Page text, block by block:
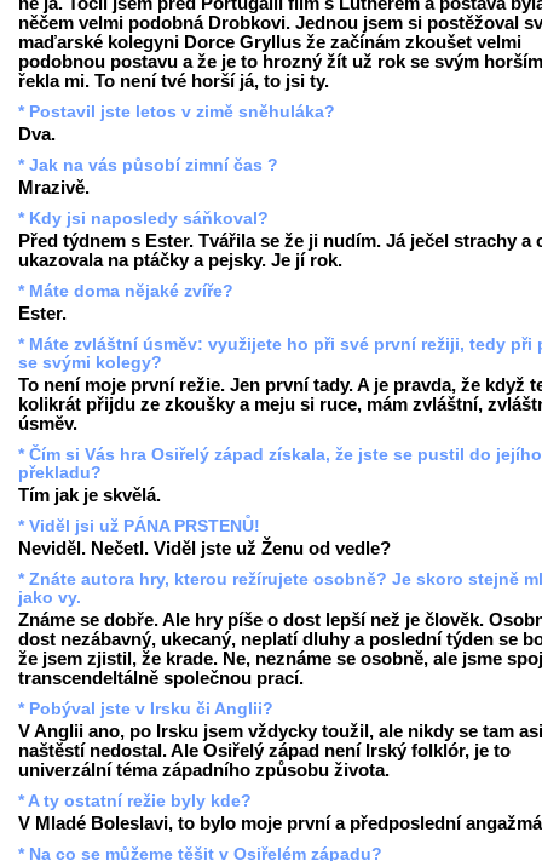
ne já. Točil jsem před Portugálií film s Lutherem a postava
něčem velmi podobná Drobkovi. Jednou jsem si postěžoval
maďarské kolegyni Dorce Gryllus že začínám zkoušet velmi
podobnou postavu a že je to hrozný žít už rok se svým
řekla mi. To není tvé horší já, to jsi ty.
* Postavil jste letos v zimě sněhuláka?
Dva.
* Jak na vás působí zimní čas ?
Mrazivě.
* Kdy jsi naposledy sáňkoval?
Před týdnem s Ester. Tvářila se že ji nudím. Já ječel strachy a
ukazovala na ptáčky a pejsky. Je jí rok.
* Máte doma nějaké zvíře?
Ester.
* Máte zvláštní úsměv: využijete ho při své první režiji, tedy při
se svými kolegy?
To není moje první režie. Jen první tady. A je pravda, že když
kolikrát přijdu ze zkoušky a meju si ruce, mám zvláštní,
úsměv.
* Čím si Vás hra Osiřelý západ získala, že jste se pustil do jejího
překladu?
Tím jak je skvělá.
* Viděl jsi už PÁNA PRSTENŮ!
Neviděl. Nečetl. Viděl jste už Ženu od vedle?
* Znáte autora hry, kterou režírujete osobně? Je skoro stejně
jako vy.
Známe se dobře. Ale hry píše o dost lepší než je člověk.
dost nezábavný, ukecaný, neplatí dluhy a poslední týden se
že jsem zjistil, že krade. Ne, neznáme se osobně, ale jsme
transcendeltálně společnou prací.
* Pobýval jste v Irsku či Anglii?
V Anglii ano, po Irsku jsem vždycky toužil, ale nikdy se tam asi
naštěstí nedostal. Ale Osiřelý západ není Irský folklór, je to
univerzální téma západního způsobu života.
* A ty ostatní režie byly kde?
V Mladé Boleslavi, to bylo moje první a předposlední
* Na co se můžeme těšit v Osiřelém západu?